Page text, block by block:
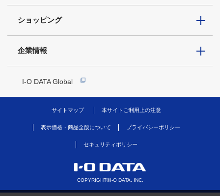
ショッピング
企業情報
I-O DATA Global
サイトマップ 本サイトご利用上の注意
表示価格・商品全般について プライバシーポリシー
セキュリティポリシー
COPYRIGHT©I-O DATA, INC.